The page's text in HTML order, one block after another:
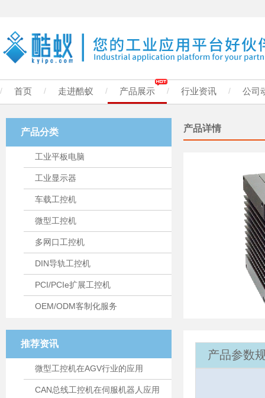
/ 首页 / 走进酷蚁 / 产品展示 / 行业资讯 / 公司
产品分类
工业平板电脑
工业显示器
车载工控机
微型工控机
多网口工控机
DIN导轨工控机
PCI/PCIe扩展工控机
OEM/ODM客制化服务
推荐资讯
微型工控机在AGV行业的应用
CAN总线工控机在伺服机器人应用
产品详情
产品参数